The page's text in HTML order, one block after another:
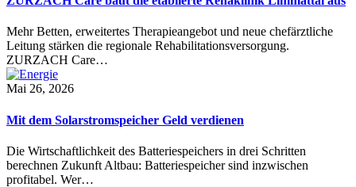
Mehr Betten, erweitertes Therapieangebot und neue chefärztliche
Leitung stärken die regionale Rehabilitationsversorgung.
ZURZACH Care…
Mai 26, 2026
Mit dem Solarstromspeicher Geld verdienen
Die Wirtschaftlichkeit des Batteriespeichers in drei Schritten
berechnen Zukunft Altbau: Batteriespeicher sind inzwischen
profitabel. Wer…